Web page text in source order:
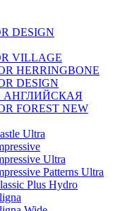
DESIGN
VILLAGE
HERRINGBONE
DESIGN
АНГЛИЙСКАЯ
FOREST NEW
Ultra
Ultra
Patterns Ultra
Plus Hydro